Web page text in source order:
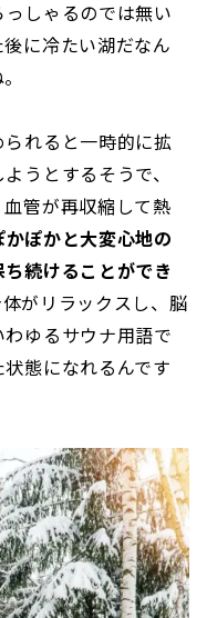
しゃるのでは無い
に冷たい湖だなん
れると一時的に拡
うとするそうで、
管が再収縮して熱
ぽかと大変心地の
続けることができ
がリラックスし、脳
ゆるサウナ用語で
状態になれるんです